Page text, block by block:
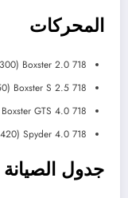
المحركات
718 Boxster 2.0 (300 حصان)
718 Boxster S 2.5 (350 حصان)
718 Boxster GTS 4.0 (400 حصان)
718 Spyder 4.0 (420 حصان)
جدول الصيانة